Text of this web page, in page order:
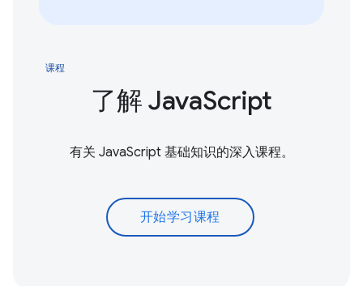
课程
了解 JavaScript
有关 JavaScript 基础知识的深入课程。
开始学习课程